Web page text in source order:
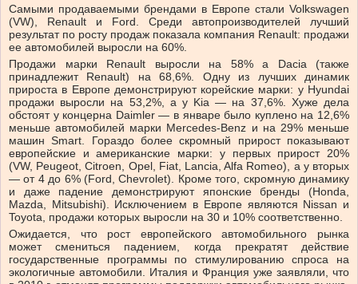
Самыми продаваемыми брендами в Европе стали Volkswagen
(VW), Renault и Ford. Среди автопроизводителей лучший
результат по росту продаж показала компания Renault: продажи
ее автомобилей выросли на 60%.
Продажи марки Renault выросли на 58% а Dacia (также
принадлежит Renault) на 68,6%. Одну из лучших динамик
прироста в Европе демонстрируют корейские марки: у Hyundai
продажи выросли на 53,2%, а у Kia — на 37,6%. Хуже дела
обстоят у концерна Daimler — в январе было куплено на 12,6%
меньше автомобилей марки Mercedes-Benz и на 29% меньше
машин Smart. Гораздо более скромный прирост показывают
европейские и американские марки: у первых прирост 20%
(VW, Peugeot, Citroen, Opel, Fiat, Lancia, Alfa Romeo), а у вторых
— от 4 до 6% (Ford, Chevrolet). Кроме того, скромную динамику
и даже падение демонстрируют японские бренды (Honda,
Mazda, Mitsubishi). Исключением в Европе являются Nissan и
Toyota, продажи которых выросли на 30 и 10% соответственно.
Ожидается, что рост европейского автомобильного рынка
может смениться падением, когда прекратят действие
государственные программы по стимулированию спроса на
экологичные автомобили. Италия и Франция уже заявляли, что